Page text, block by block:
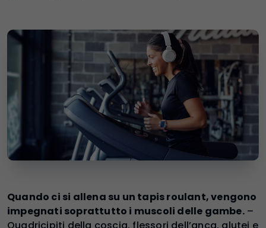
Quando ci si allena su un tapis roulant, vengono
impegnati soprattutto i muscoli delle gambe.–